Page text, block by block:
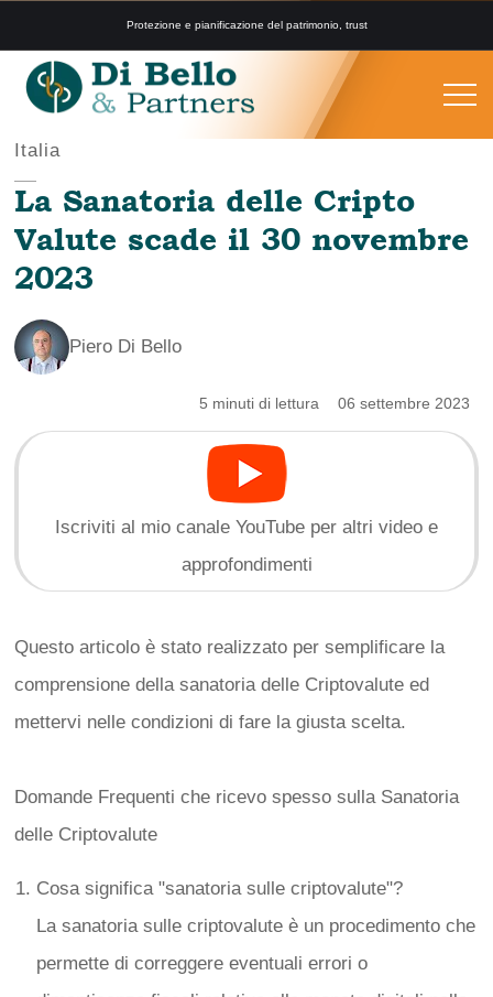
Protezione e pianificazione del patrimonio, trust
Italia
La Sanatoria delle Cripto
Valute scade il 30 novembre
2023
Piero Di Bello
5 minuti di lettura 06 settembre 2023
Iscriviti al mio canale YouTube per altri video e
approfondimenti
Questo articolo è stato realizzato per semplificare la
comprensione della sanatoria delle Criptovalute ed
mettervi nelle condizioni di fare la giusta scelta.
Domande Frequenti che ricevo spesso sulla Sanatoria
delle Criptovalute
Cosa significa "sanatoria sulle criptovalute"?
La sanatoria sulle criptovalute è un procedimento che
permette di correggere eventuali errori o